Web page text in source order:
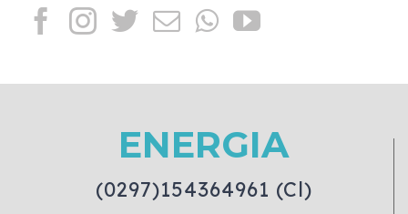
ENERGIA
(0297)154364961 (Cl)